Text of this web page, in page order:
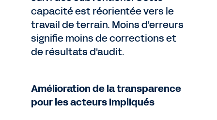
capacité est réorientée vers le
travail de terrain. Moins d'erreurs
signifie moins de corrections et
de résultats d'audit.
Amélioration de la transparence
pour les acteurs impliqués